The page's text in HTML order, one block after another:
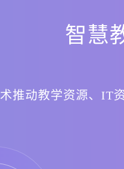
智慧
推动教学资源、IT